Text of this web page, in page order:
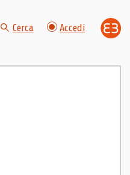
Cerca Accedi